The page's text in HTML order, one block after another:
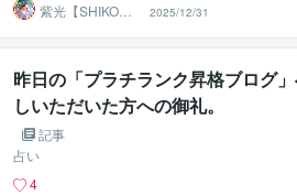
紫光【SHIKO】
遠隔透視鑑定士
2025/12/31
昨日の「プラチランク昇格ブログ
しいただいた方への御礼。
記事
占い
4